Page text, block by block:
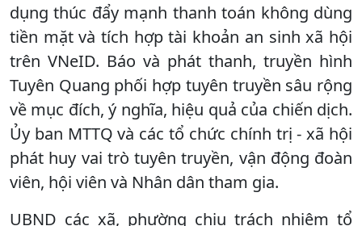
dụng thúc đẩy mạnh thanh toán không dùng
tiền mặt và tích hợp tài khoản an sinh xã hội
trên VNeID. Báo và phát thanh, truyền hình
Tuyên Quang phối hợp tuyên truyền sâu rộng
về mục đích, ý nghĩa, hiệu quả của chiến dịch.
Ủy ban MTTQ và các tổ chức chính trị - xã hội
phát huy vai trò tuyên truyền, vận động đoàn
viên, hội viên và Nhân dân tham gia.
UBND các xã, phường chịu trách nhiệm tổ